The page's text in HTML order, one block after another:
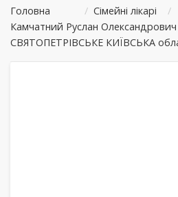
Головна / Сімейні лікарі
/
Камчатний Руслан Олександрович
СВЯТОПЕТРІВСЬКЕ КИЇВСЬКА